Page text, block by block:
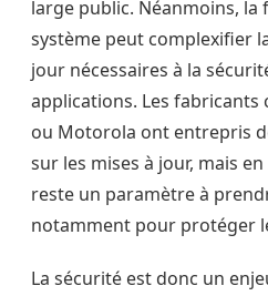
large public. Néanmoins,
système peut complexifier
jour nécessaires à la
applications. Les fabricants
ou Motorola ont entrepris
sur les mises à jour, mais
reste un paramètre à
notamment pour protéger
La sécurité est donc un